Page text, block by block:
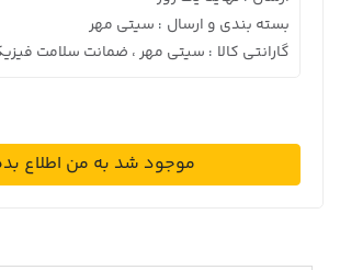
بسته بندی و ارسال : سیتی مهر
گارانتی کالا : سیتی مهر ، ضمانت سلامت
موجود شد به من اطلاع